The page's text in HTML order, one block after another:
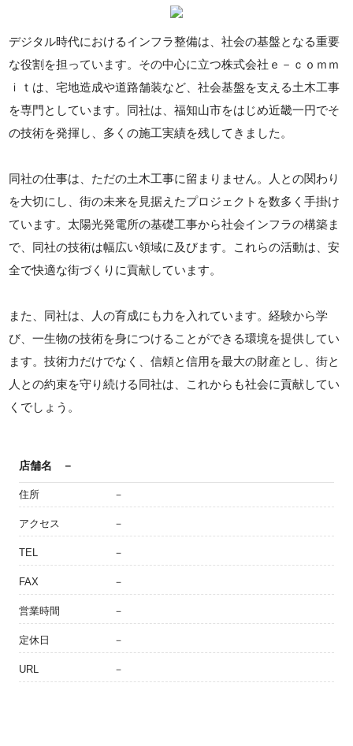
デジタル時代におけるインフラ整備は、社会の基盤となる重要
な役割を担っています。その中心に立つ株式会社ｅ－ｃｏｍｍ
ｉｔは、宅地造成や道路舗装など、社会基盤を支える土木工事
を専門としています。同社は、福知山市をはじめ近畿一円でそ
の技術を発揮し、多くの施工実績を残してきました。
同社の仕事は、ただの土木工事に留まりません。人との関わり
を大切にし、街の未来を見据えたプロジェクトを数多く手掛け
ています。太陽光発電所の基礎工事から社会インフラの構築ま
で、同社の技術は幅広い領域に及びます。これらの活動は、安
全で快適な街づくりに貢献しています。
また、同社は、人の育成にも力を入れています。経験から学
び、一生物の技術を身につけることができる環境を提供してい
ます。技術力だけでなく、信頼と信用を最大の財産とし、街と
人との約束を守り続ける同社は、これからも社会に貢献してい
くでしょう。
店舗名 －
住所 －
アクセス －
TEL －
FAX －
営業時間 －
定休日 －
URL －